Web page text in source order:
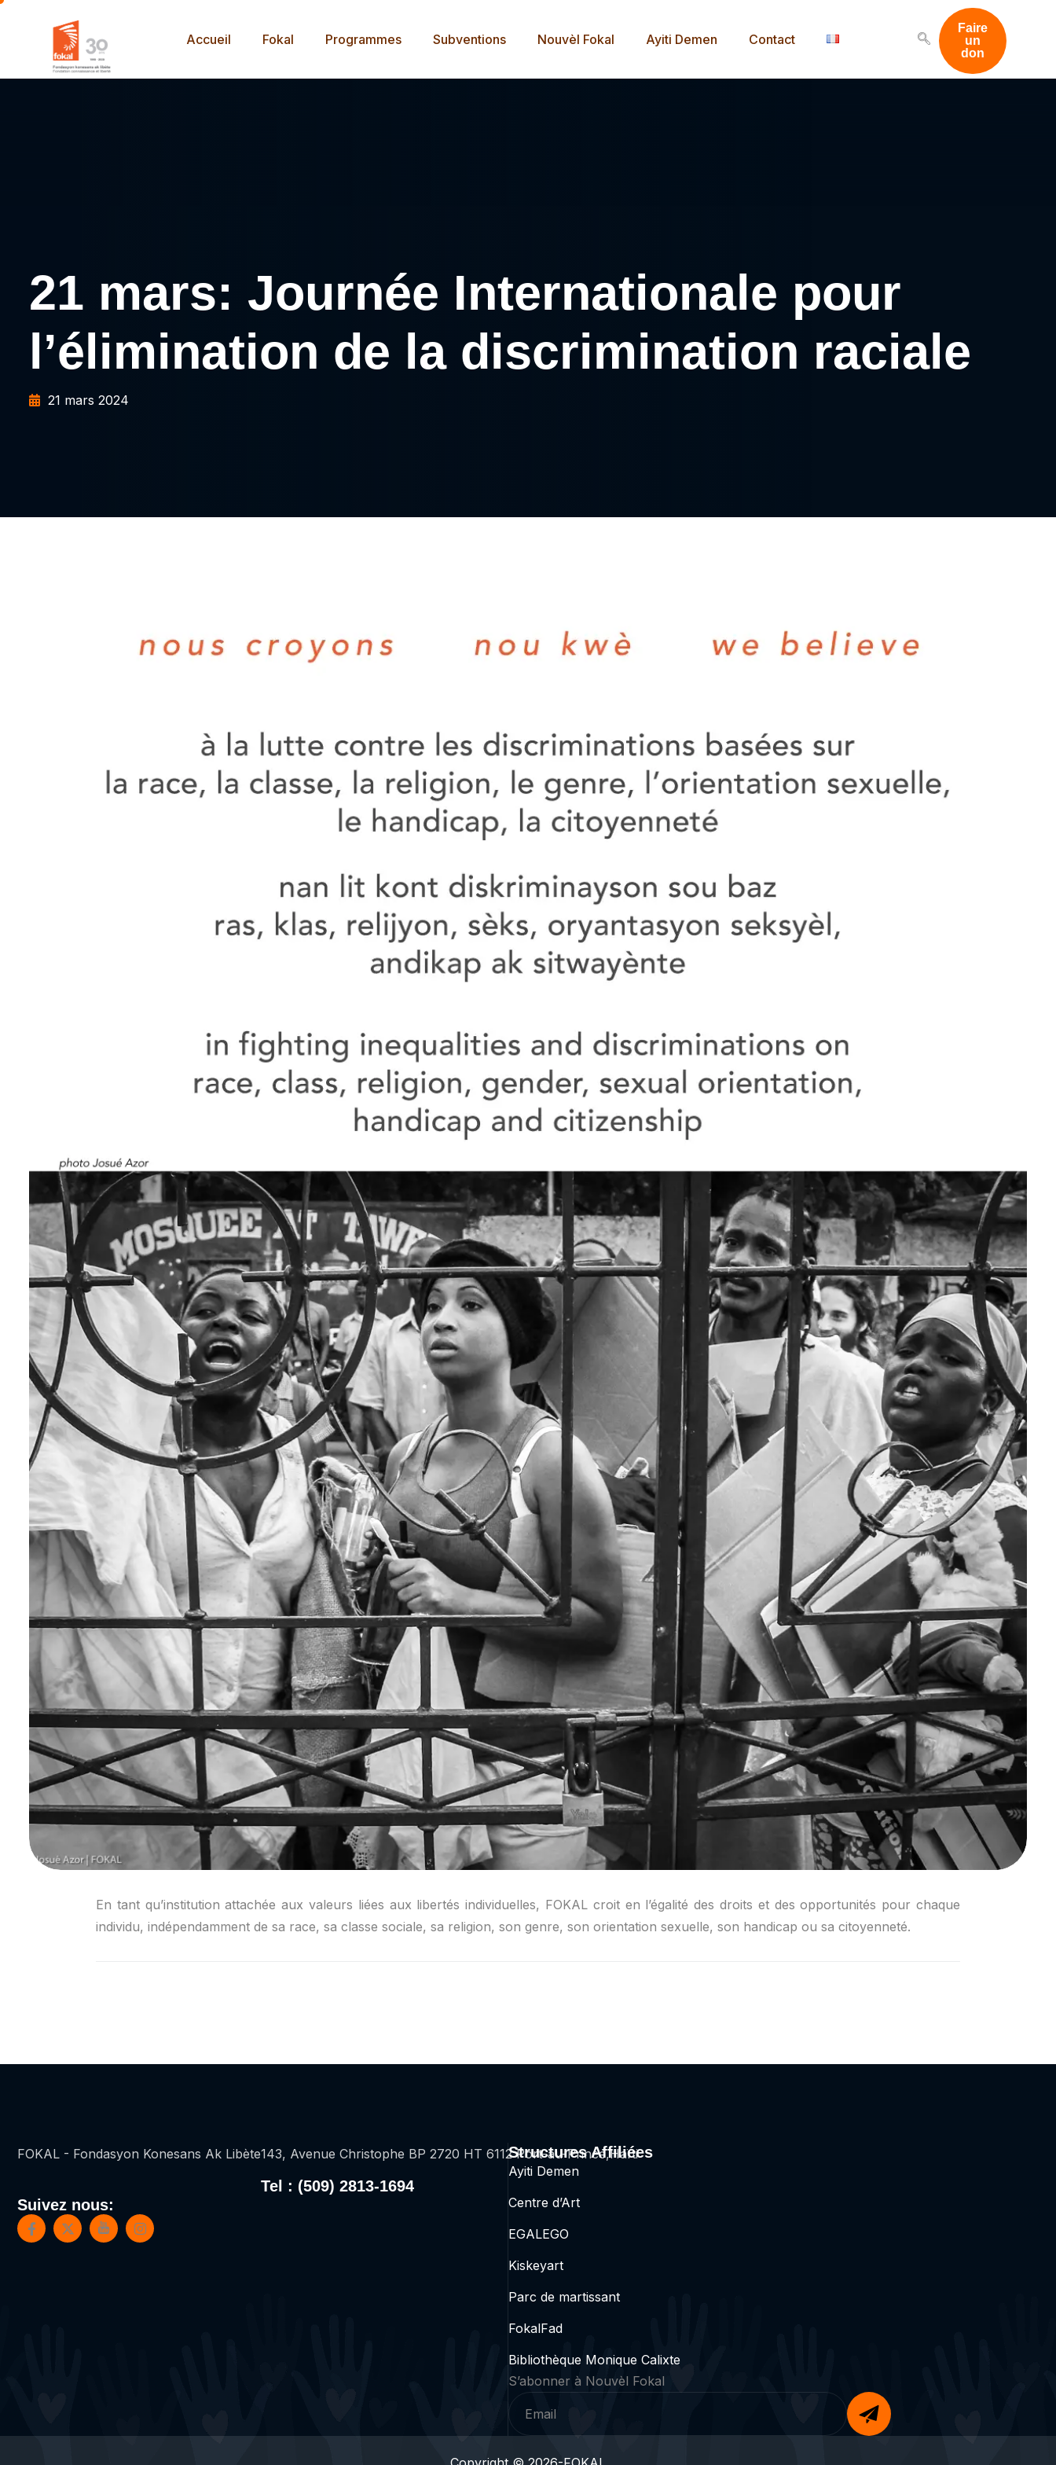
Accueil Fokal Programmes Subventions Nouvèl Fokal Ayiti Demen Contact
Faire
un
don
21 mars: Journée Internationale pour
l’élimination de la discrimination raciale
21 mars 2024
En tant qu’institution attachée aux valeurs liées aux libertés individuelles, FOKAL croit en l’égalité des droits et des opportunités pour chaque
individu, indépendamment de sa race, sa classe sociale, sa religion, son genre, son orientation sexuelle, son handicap ou sa citoyenneté.
FOKAL - Fondasyon Konesans Ak Libète143, Avenue Christophe BP 2720 HT 6112 Port-au-Prince,Haïti
Tel : (509) 2813-1694
Suivez nous:
Structures Affiliées
Ayiti Demen
Centre d’Art
EGALEGO
Kiskeyart
Parc de martissant
FokalFad
Bibliothèque Monique Calixte
S’abonner à Nouvèl Fokal